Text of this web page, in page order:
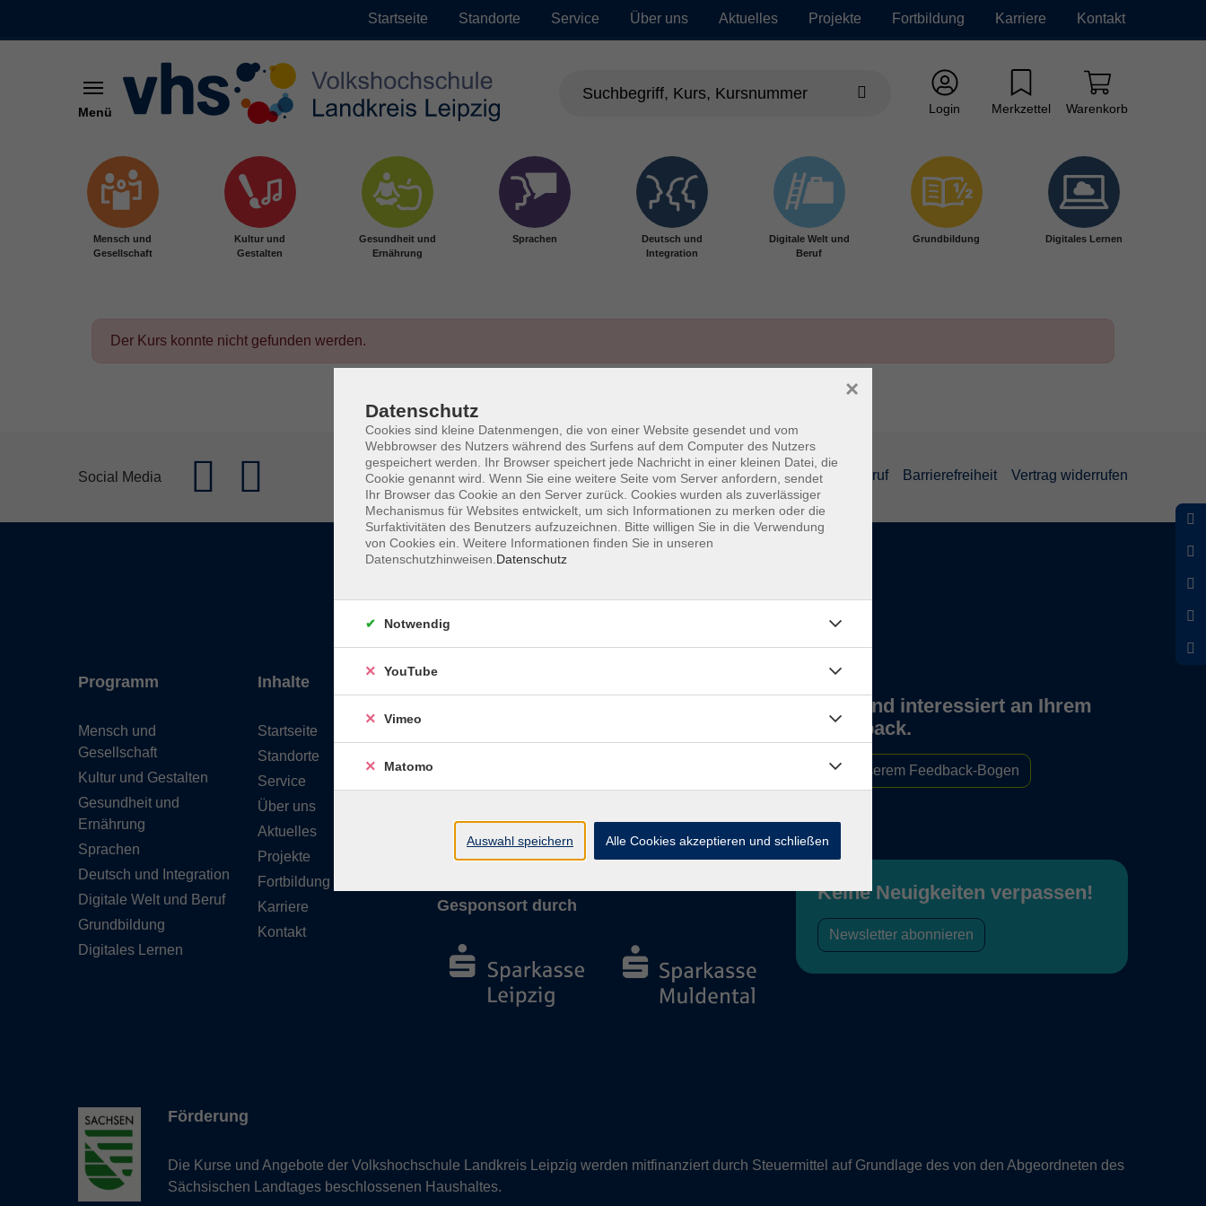
Startseite Standorte Service Über uns Aktuelles Projekte Fortbildung Karriere Kontakt
Menü Login Merkzettel Warenkorb
Mensch und
Gesellschaft
Kultur und
Gestalten
Gesundheit und
Ernährung
Sprachen
Deutsch und
Integration
Digitale Welt und
Beruf
Grundbildung Digitales Lernen
Der Kurs konnte nicht gefunden werden.
Social Media Impressum Datenschutzerklärung AGB und Widerruf Barrierefreiheit Vertrag widerrufen
Programm
Mensch und
Gesellschaft
Kultur und Gestalten
Gesundheit und
Ernährung
Sprachen
Deutsch und Integration
Digitale Welt und Beruf
Grundbildung
Digitales Lernen
Inhalte
Startseite
Standorte
Service
Über uns
Aktuelles
Projekte
Fortbildung
Karriere
Kontakt
Gesponsort durch
Wir sind interessiert an Ihrem
Feedback.
Zu unserem Feedback-Bogen
Keine Neuigkeiten verpassen!
Newsletter abonnieren
Förderung
Die Kurse und Angebote der Volkshochschule Landkreis Leipzig werden mitfinanziert durch Steuermittel auf Grundlage des von den Abgeordneten des
Sächsischen Landtages beschlossenen Haushaltes.
Datenschutz
Cookies sind kleine Datenmengen, die von einer Website gesendet und vom
Webbrowser des Nutzers während des Surfens auf dem Computer des Nutzers
gespeichert werden. Ihr Browser speichert jede Nachricht in einer kleinen Datei, die
Cookie genannt wird. Wenn Sie eine weitere Seite vom Server anfordern, sendet
Ihr Browser das Cookie an den Server zurück. Cookies wurden als zuverlässiger
Mechanismus für Websites entwickelt, um sich Informationen zu merken oder die
Surfaktivitäten des Benutzers aufzuzeichnen. Bitte willigen Sie in die Verwendung
von Cookies ein. Weitere Informationen finden Sie in unseren
Datenschutzhinweisen. Datenschutz
×
Notwendig
YouTube
Vimeo
Matomo
Auswahl speichern Alle Cookies akzeptieren und schließen